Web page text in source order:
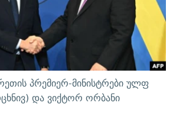
COVID-19
ᲘᲡᲢᲝᲠᲘᲐ
- ᲐᲛᲝᲣᲗᲥᲛᲔᲚᲘ ᲐᲛᲑᲐᲕᲘ
ᲓᲐᲨᲐᲕᲔᲑᲣᲚᲔᲑᲘ
საიტი
პრემიერ-მინისტრები ულფ
და ვიქტორ ორბანი